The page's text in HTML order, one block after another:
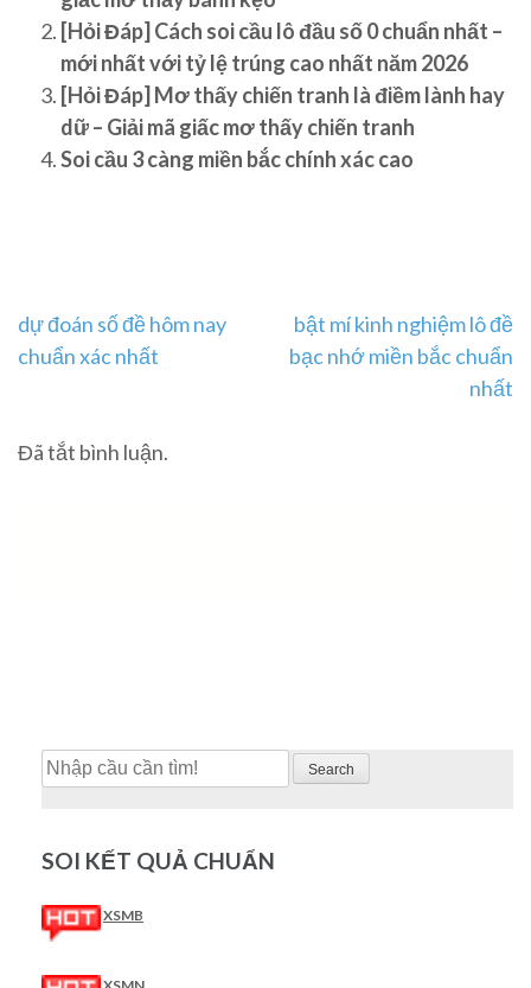
[Hỏi Đáp] Cách soi cầu lô đầu số 0 chuẩn nhất –
mới nhất với tỷ lệ trúng cao nhất năm 2026
[Hỏi Đáp] Mơ thấy chiến tranh là điềm lành hay
dữ – Giải mã giấc mơ thấy chiến tranh
Soi cầu 3 càng miền bắc chính xác cao
Điều
viết
dự đoán số đề hôm nay
chuẩn xác nhất
bật mí kinh nghiệm lô đề
bạc nhớ miền bắc chuẩn
nhất
Đã tắt bình luận.
Search
SOI KẾT QUẢ CHUẨN
XSMB